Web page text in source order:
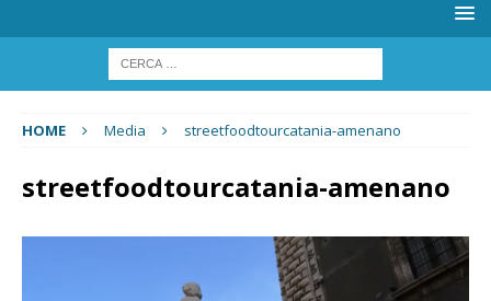
HOME Media streetfoodtourcatania-amenano
streetfoodtourcatania-amenano